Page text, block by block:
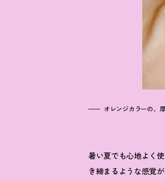
オレンジカラーの、
暑い夏でも心地よく
き締まるような感覚